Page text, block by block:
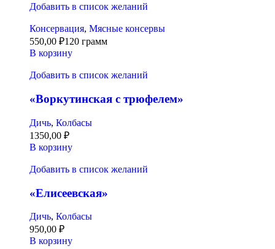
Добавить в список желаний
Консервация, Мясные консервы
550,00 ₽120 грамм
В корзину
Добавить в список желаний
«Воркутинская с трюфелем»
Дичь, Колбасы
1350,00 ₽
В корзину
Добавить в список желаний
«Елисеевская»
Дичь, Колбасы
950,00 ₽
В корзину